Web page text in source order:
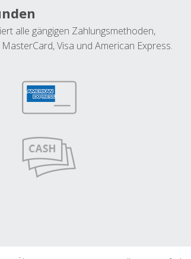
alle gängigen Zahlungsmethoden,
Visa und American Express.